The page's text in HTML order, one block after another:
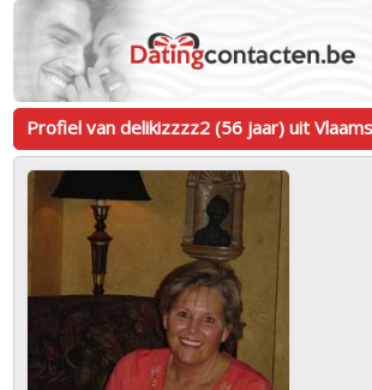
Profiel van delikizzzz2 (56 jaar) uit